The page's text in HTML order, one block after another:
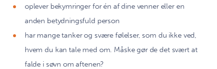
oplever bekymringer for én af dine venner eller en
anden betydningsfuld person
har mange tanker og svære følelser, som du ikke ved,
hvem du kan tale med om. Måske gør de det svært at
falde i søvn om aftenen?